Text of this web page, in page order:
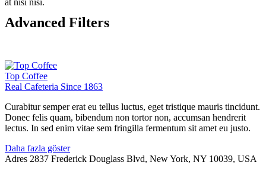
Advanced Filters
Top Coffee
Real Cafeteria Since 1863
Curabitur semper erat eu tellus luctus, eget tristique mauris tincidunt.
Donec felis quam, bibendum non tortor non, accumsan hendrerit
lectus. In sed enim vitae sem fringilla fermentum sit amet eu justo.
Daha fazla göster
Adres 2837 Frederick Douglass Blvd, New York, NY 10039, USA